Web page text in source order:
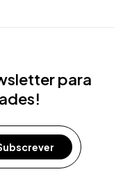
para